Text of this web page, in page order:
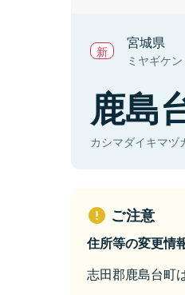
宮城県
ミヤギケン
鹿島
カシマダイキマヅ
ご注意
住所等の変更情
志田郡鹿島台町